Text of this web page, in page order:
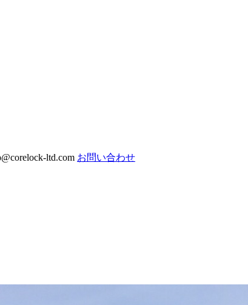
ltd.com お問い合わせ